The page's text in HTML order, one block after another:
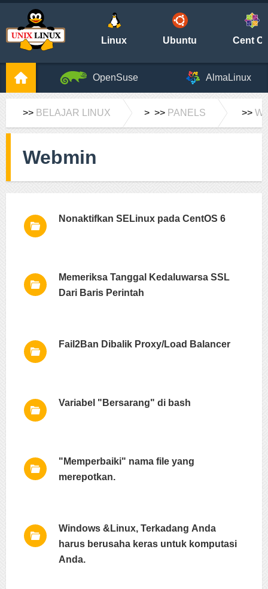
Linux Ubuntu Cent
OpenSuse AlmaLinux
>> BELAJAR LINUX > >> PANELS >>
Webmin
Nonaktifkan SELinux pada CentOS 6
Memeriksa Tanggal Kedaluwarsa SSL
Dari Baris Perintah
Fail2Ban Dibalik Proxy/Load Balancer
Variabel "Bersarang" di bash
"Memperbaiki" nama file yang
merepotkan.
Windows &Linux, Terkadang Anda
harus berusaha keras untuk komputasi
Anda.